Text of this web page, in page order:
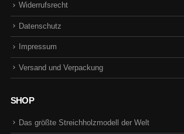
Widerrufsrecht
Datenschutz
Impressum
Versand und Verpackung
SHOP
Das größte Streichholzmodell der Welt